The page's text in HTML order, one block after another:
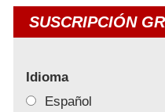
SUSCRIPCIÓN
Idioma
Español